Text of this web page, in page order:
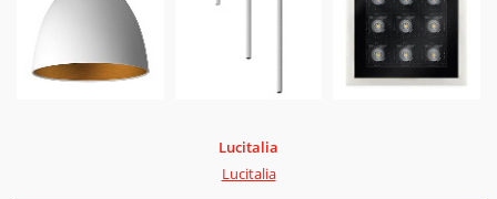
Luci­talia
Luci­talia